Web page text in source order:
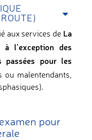
aux services de La
à l’exception des
passées pour les
ou malentendants,
pour